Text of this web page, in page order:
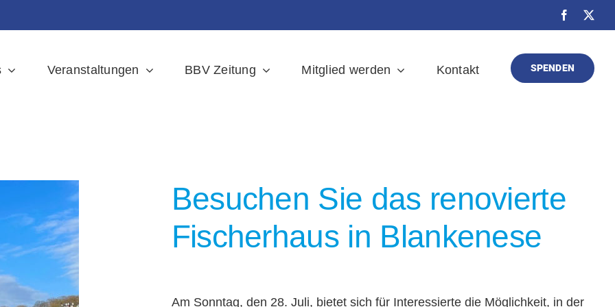
Veranstaltungen BBV Zeitung Mitglied werden Kontakt SPENDEN
Besuchen Sie das renovierte
Fischerhaus in Blankenese
Am Sonntag, den 28. Juli, bietet sich für Interessierte die Möglichkeit, in der